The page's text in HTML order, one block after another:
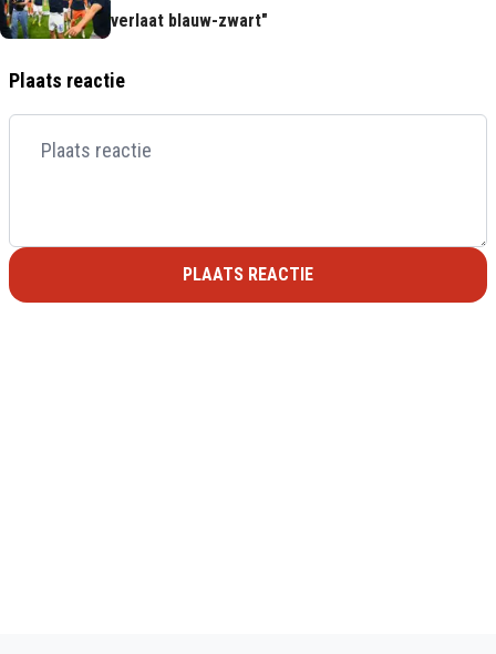
verlaat blauw-zwart"
Plaats reactie
PLAATS REACTIE